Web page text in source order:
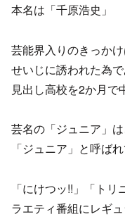
本名は「千原浩史」
芸能界入りのきっか
せいじに誘われた為
見出し高校を2か月で
芸名の「ジュニア」
「ジュニア」と呼ば
「にけつッ!!」「ト
ラエティ番組にレギ